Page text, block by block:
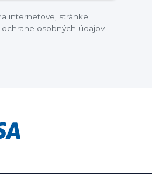
internetovej stránke
osobných údajov